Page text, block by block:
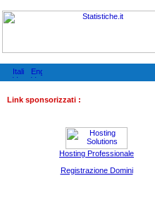
Link sponsorizzati :
Hosting Professionale
Registrazione Domini